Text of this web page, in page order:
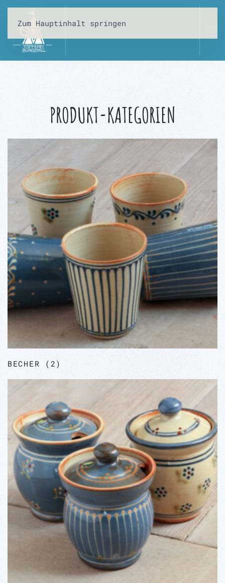
Zum Hauptinhalt springen
PRODUKT-KATEGORIEN
BECHER (2)